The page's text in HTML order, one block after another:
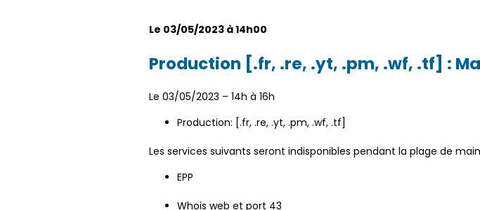
Le 03/05/2023 à 14h00
Production [.fr, .re, .yt, .pm, .wf, .tf] :
Le 03/05/2023 – 14h à 16h
Production: [.fr, .re, .yt, .pm, .wf, .tf]
Les services suivants seront indisponibles pendant la plage de
EPP
Whois web et port 43